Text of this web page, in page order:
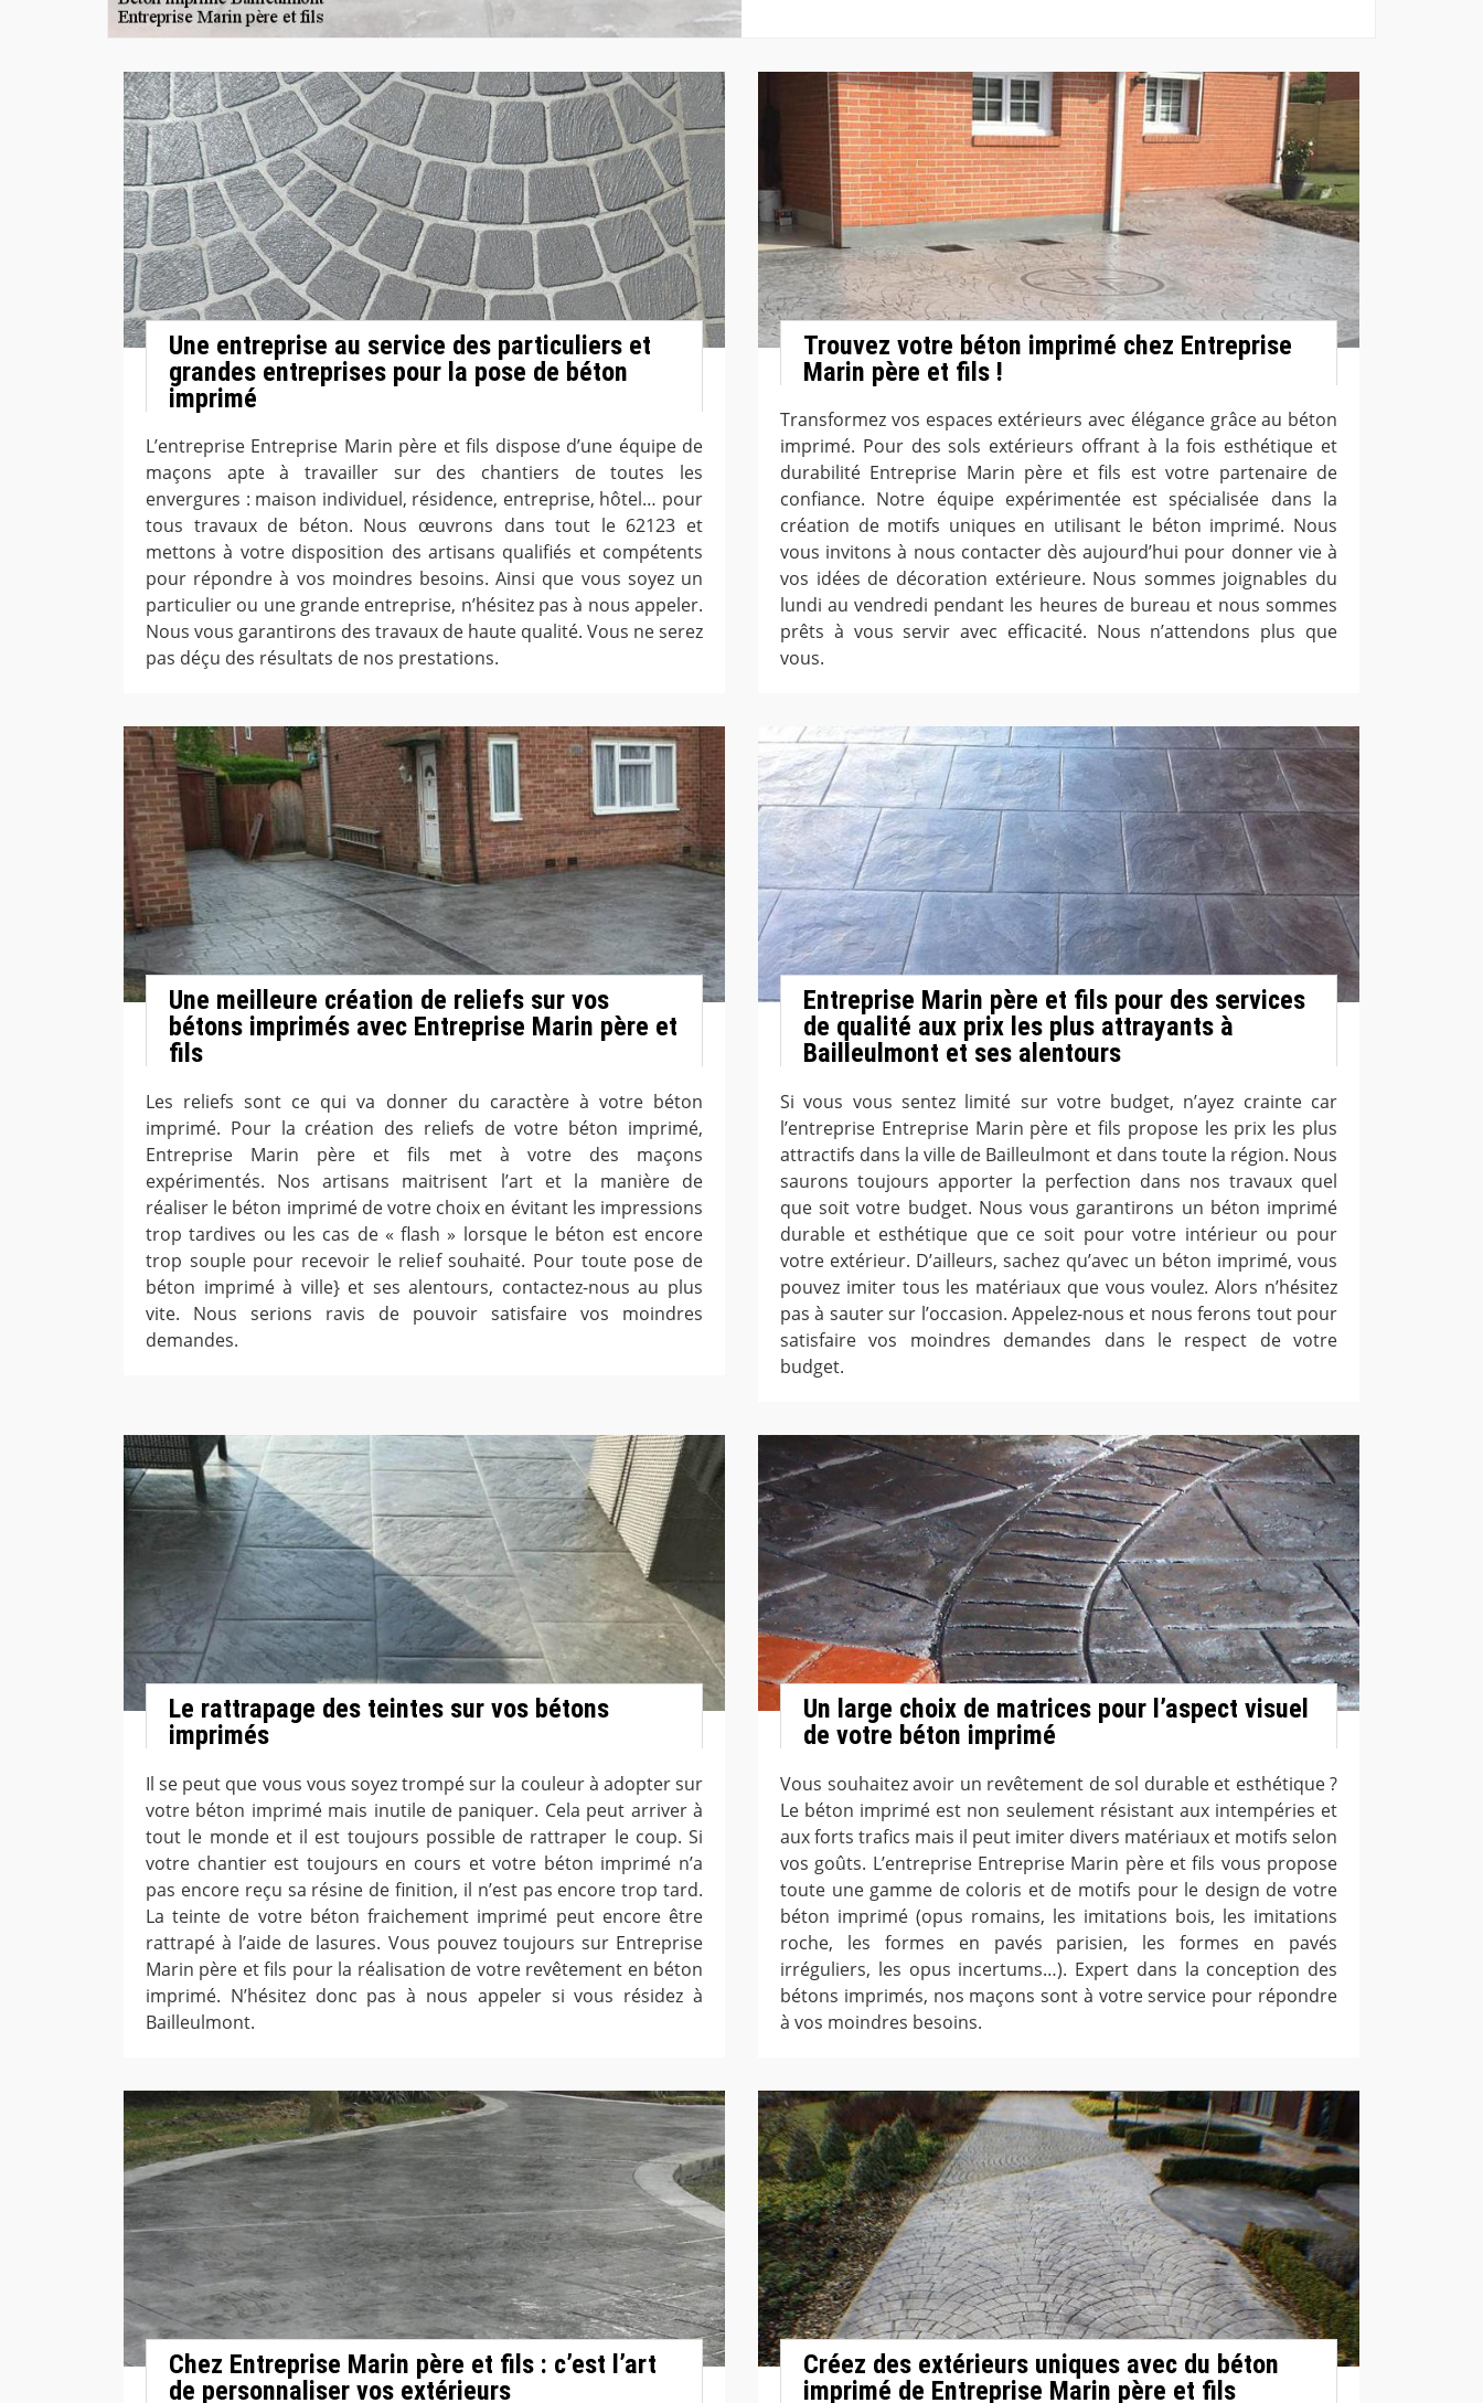
Une entreprise au service des particuliers et
grandes entreprises pour la pose de béton
imprimé
L’entreprise Entreprise Marin père et fils dispose d’une équipe de
maçons apte à travailler sur des chantiers de toutes les
envergures : maison individuel, résidence, entreprise, hôtel… pour
tous travaux de béton. Nous œuvrons dans tout le 62123 et
mettons à votre disposition des artisans qualifiés et compétents
pour répondre à vos moindres besoins. Ainsi que vous soyez un
particulier ou une grande entreprise, n’hésitez pas à nous appeler.
Nous vous garantirons des travaux de haute qualité. Vous ne serez
pas déçu des résultats de nos prestations.
Trouvez votre béton imprimé chez Entreprise
Marin père et fils !
Transformez vos espaces extérieurs avec élégance grâce au béton
imprimé. Pour des sols extérieurs offrant à la fois esthétique et
durabilité Entreprise Marin père et fils est votre partenaire de
confiance. Notre équipe expérimentée est spécialisée dans la
création de motifs uniques en utilisant le béton imprimé. Nous
vous invitons à nous contacter dès aujourd’hui pour donner vie à
vos idées de décoration extérieure. Nous sommes joignables du
lundi au vendredi pendant les heures de bureau et nous sommes
prêts à vous servir avec efficacité. Nous n’attendons plus que
vous.
Une meilleure création de reliefs sur vos
bétons imprimés avec Entreprise Marin père et
fils
Les reliefs sont ce qui va donner du caractère à votre béton
imprimé. Pour la création des reliefs de votre béton imprimé,
Entreprise Marin père et fils met à votre des maçons
expérimentés. Nos artisans maitrisent l’art et la manière de
réaliser le béton imprimé de votre choix en évitant les impressions
trop tardives ou les cas de « flash » lorsque le béton est encore
trop souple pour recevoir le relief souhaité. Pour toute pose de
béton imprimé à ville} et ses alentours, contactez-nous au plus
vite. Nous serions ravis de pouvoir satisfaire vos moindres
demandes.
Entreprise Marin père et fils pour des services
de qualité aux prix les plus attrayants à
Bailleulmont et ses alentours
Si vous vous sentez limité sur votre budget, n’ayez crainte car
l’entreprise Entreprise Marin père et fils propose les prix les plus
attractifs dans la ville de Bailleulmont et dans toute la région. Nous
saurons toujours apporter la perfection dans nos travaux quel
que soit votre budget. Nous vous garantirons un béton imprimé
durable et esthétique que ce soit pour votre intérieur ou pour
votre extérieur. D’ailleurs, sachez qu’avec un béton imprimé, vous
pouvez imiter tous les matériaux que vous voulez. Alors n’hésitez
pas à sauter sur l’occasion. Appelez-nous et nous ferons tout pour
satisfaire vos moindres demandes dans le respect de votre
budget.
Le rattrapage des teintes sur vos bétons
imprimés
Il se peut que vous vous soyez trompé sur la couleur à adopter sur
votre béton imprimé mais inutile de paniquer. Cela peut arriver à
tout le monde et il est toujours possible de rattraper le coup. Si
votre chantier est toujours en cours et votre béton imprimé n’a
pas encore reçu sa résine de finition, il n’est pas encore trop tard.
La teinte de votre béton fraichement imprimé peut encore être
rattrapé à l’aide de lasures. Vous pouvez toujours sur Entreprise
Marin père et fils pour la réalisation de votre revêtement en béton
imprimé. N’hésitez donc pas à nous appeler si vous résidez à
Bailleulmont.
Un large choix de matrices pour l’aspect visuel
de votre béton imprimé
Vous souhaitez avoir un revêtement de sol durable et esthétique ?
Le béton imprimé est non seulement résistant aux intempéries et
aux forts trafics mais il peut imiter divers matériaux et motifs selon
vos goûts. L’entreprise Entreprise Marin père et fils vous propose
toute une gamme de coloris et de motifs pour le design de votre
béton imprimé (opus romains, les imitations bois, les imitations
roche, les formes en pavés parisien, les formes en pavés
irréguliers, les opus incertums…). Expert dans la conception des
bétons imprimés, nos maçons sont à votre service pour répondre
à vos moindres besoins.
Chez Entreprise Marin père et fils : c’est l’art
de personnaliser vos extérieurs
Créez des extérieurs uniques avec du béton
imprimé de Entreprise Marin père et fils